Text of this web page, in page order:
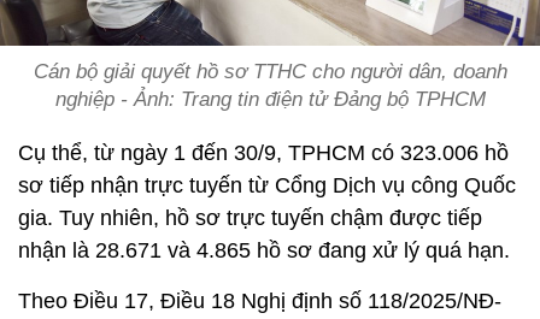
Cán bộ giải quyết hồ sơ TTHC cho người dân, doanh
nghiệp - Ảnh: Trang tin điện tử Đảng bộ TPHCM
Cụ thể, từ ngày 1 đến 30/9, TPHCM có 323.006 hồ
sơ tiếp nhận trực tuyến từ Cổng Dịch vụ công Quốc
gia. Tuy nhiên, hồ sơ trực tuyến chậm được tiếp
nhận là 28.671 và 4.865 hồ sơ đang xử lý quá hạn.
Theo Điều 17, Điều 18 Nghị định số 118/2025/NĐ-